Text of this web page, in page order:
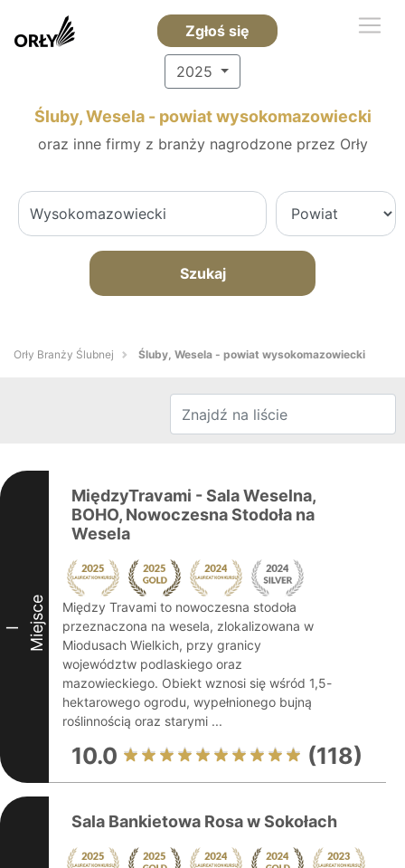
Zgłoś się
2025
Śluby, Wesela - powiat wysokomazowiecki
oraz inne firmy z branży nagrodzone przez Orły
Szukaj
Orły Branży Ślubnej Śluby, Wesela - powiat wysokomazowiecki
I Miejsce
MiędzyTravami - Sala Weselna,
BOHO, Nowoczesna Stodoła na
Wesela
Między Travami to nowoczesna stodoła
przeznaczona na wesela, zlokalizowana w
Miodusach Wielkich, przy granicy
województw podlaskiego oraz
mazowieckiego. Obiekt wznosi się wśród 1,5-
hektarowego ogrodu, wypełnionego bujną
roślinnością oraz starymi ...
10.0 (118)
Sala Bankietowa Rosa w Sokołach